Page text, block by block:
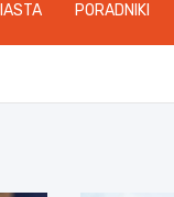
PORADNIKI